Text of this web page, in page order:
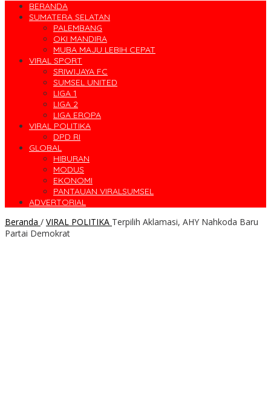
BERANDA
SUMATERA SELATAN
PALEMBANG
OKI MANDIRA
MUBA MAJU LEBIH CEPAT
VIRAL SPORT
SRIWIJAYA FC
SUMSEL UNITED
LIGA 1
LIGA 2
LIGA EROPA
VIRAL POLITIKA
DPD RI
GLOBAL
HIBURAN
MODUS
EKONOMI
PANTAUAN VIRALSUMSEL
ADVERTORIAL
Beranda / VIRAL POLITIKA Terpilih Aklamasi, AHY Nahkoda Baru
Partai Demokrat